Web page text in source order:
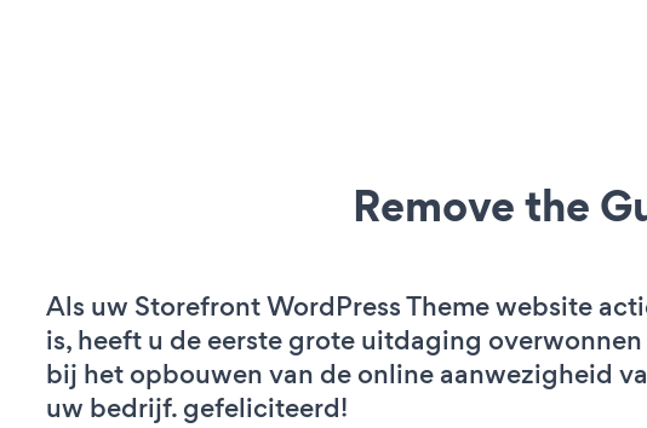
Remove the
Als uw Storefront WordPress Theme website
is, heeft u de eerste grote uitdaging overwonnen
bij het opbouwen van de online aanwezigheid
uw bedrijf. gefeliciteerd!